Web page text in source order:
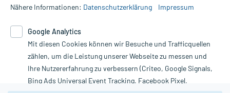
die Untersuchung und Behandlung durch einen Arzt. Bitte
Therapien eingeleitet werden können. | Diese Webseite benutzt
Google Analytics. Lesen Sie bitte dazu die wichtigen Hinweise in
unserer Datenschutzerklärung. Für den Widerruf einer Bestellung
nutzen Sie das Formular:
Nähere Informationen: Datenschutzerklärung Impressum
Google Analytics
Mit diesen Cookies können wir Besuche und Trafficquellen
zählen, um die Leistung unserer Webseite zu messen und
Ihre Nutzererfahrung zu verbessern (Criteo, Google Signals,
Bing Ads Universal Event Tracking, Facebook Pixel,